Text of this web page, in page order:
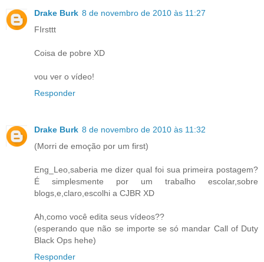
Drake Burk 8 de novembro de 2010 às 11:27
FIrsttt
Coisa de pobre XD
vou ver o vídeo!
Responder
Drake Burk 8 de novembro de 2010 às 11:32
(Morri de emoção por um first)
Eng_Leo,saberia me dizer qual foi sua primeira postagem?
É simplesmente por um trabalho escolar,sobre
blogs,e,claro,escolhi a CJBR XD
Ah,como você edita seus vídeos??
(esperando que não se importe se só mandar Call of Duty
Black Ops hehe)
Responder